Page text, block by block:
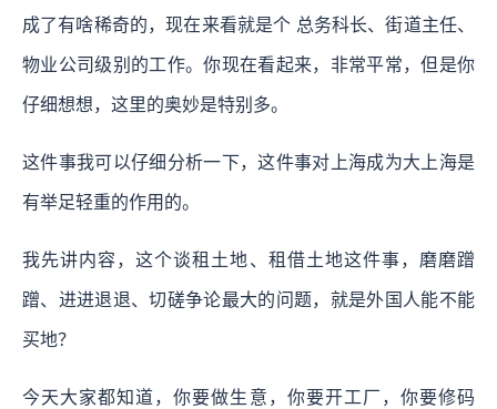
成了有啥稀奇的，现在来看就是个 总务科长、街道主任、
物业公司级别的工作。你现在看起来，非常平常，但是你
仔细想想，这里的奥妙是特别多。
这件事我可以仔细分析一下，这件事对上海成为大上海是
有举足轻重的作用的。
我先讲内容，这个谈租土地、租借土地这件事，磨磨蹭
蹭、进进退退、切磋争论最大的问题，就是外国人能不能
买地？
今天大家都知道，你要做生意，你要开工厂，你要修码